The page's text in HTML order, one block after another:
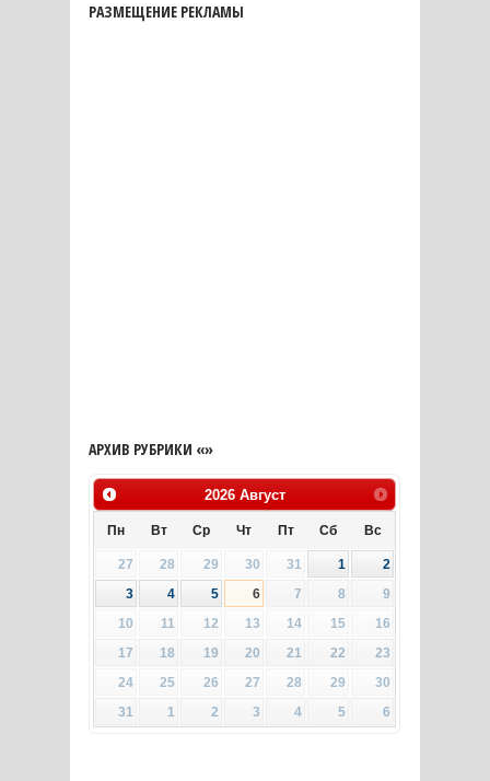
РАЗМЕЩЕНИЕ РЕКЛАМЫ
АРХИВ РУБРИКИ «»
2026 Август
Пн Вт Ср Чт Пт Сб Вс
27 28 29 30 31 1
2
3
4 5 6 7 8
9
10
11 12 13 14 15
16
17
18 19 20 21 22
23
24
25 26 27 28 29
30
31
1 2 3 4 5 6